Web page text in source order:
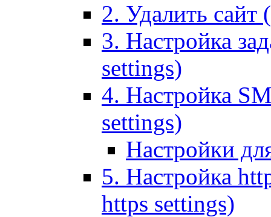
2. Удалить сайт
3. Настройка
settings)
4. Настройка
settings)
Настройки
5. Настройка
https settings)